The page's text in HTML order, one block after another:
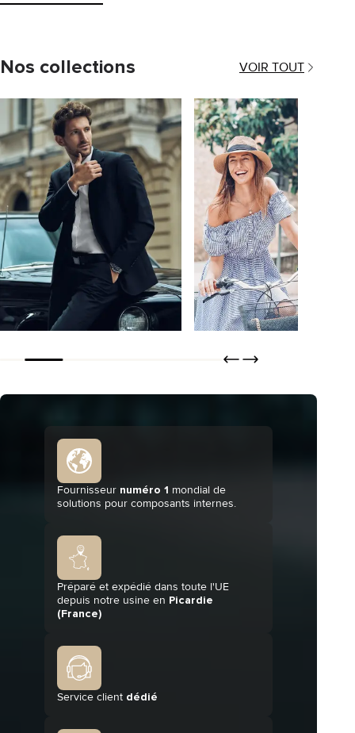
Nos collections VOIR TOUT
Fournisseur numéro 1 mondial de
solutions pour composants internes.
Préparé et expédié dans toute l'UE
depuis notre usine en Picardie
(France)
Service client dédié